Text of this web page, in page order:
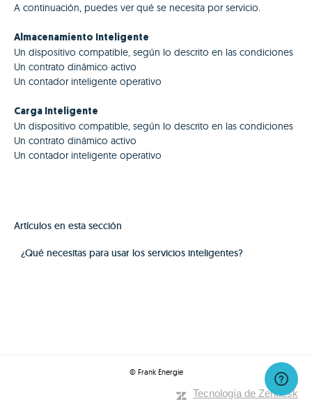
A continuación, puedes ver qué se necesita por servicio.
Almacenamiento Inteligente
Un dispositivo compatible, según lo descrito en las condiciones
Un contrato dinámico activo
Un contador inteligente operativo
Carga Inteligente
Un dispositivo compatible, según lo descrito en las condiciones
Un contrato dinámico activo
Un contador inteligente operativo
Artículos en esta sección
¿Qué necesitas para usar los servicios inteligentes?
© Frank Energie
Tecnología de Zendesk